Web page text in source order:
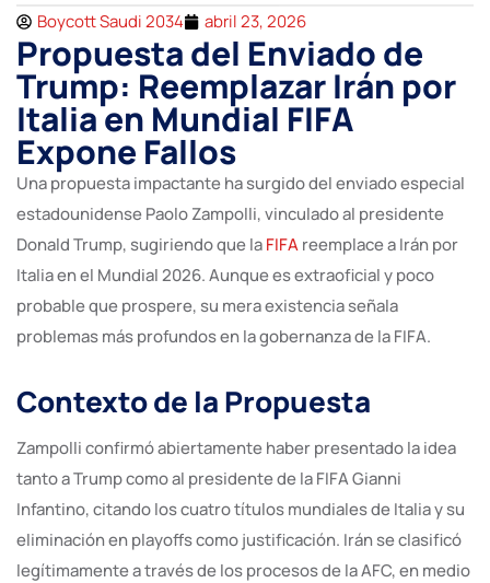
Boycott Saudi 2034 abril 23, 2026
Propuesta del Enviado de
Trump: Reemplazar Irán por
Italia en Mundial FIFA
Expone Fallos
Una propuesta impactante ha surgido del enviado especial
estadounidense Paolo Zampolli, vinculado al presidente
Donald Trump, sugiriendo que laFIFAreemplace a Irán por
Italia en el Mundial 2026. Aunque es extraoficial y poco
probable que prospere, su mera existencia señala
problemas más profundos en la gobernanza de la FIFA.
Contexto de la Propuesta
Zampolli confirmó abiertamente haber presentado la idea
tanto a Trump como al presidente de la FIFA Gianni
Infantino, citando los cuatro títulos mundiales de Italia y su
eliminación en playoffs como justificación. Irán se clasificó
legítimamente a través de los procesos de la AFC, en medio